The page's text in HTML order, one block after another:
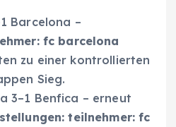
Barcelona –
fc barcelona
zu einer kontrollierten
Sieg.
3–1 Benfica – erneut
teilnehmer: fc